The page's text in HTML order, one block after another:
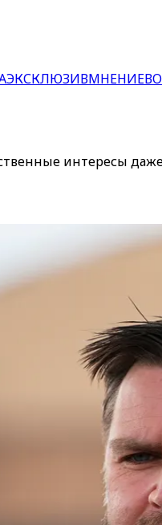
ЭКСКЛЮЗИВМНЕНИЕ
интересы